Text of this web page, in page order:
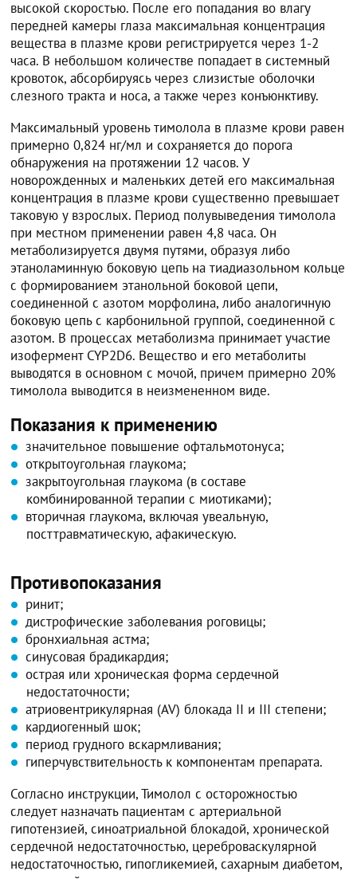
высокой скоростью. После его попадания во влагу
передней камеры глаза максимальная концентрация
вещества в плазме крови регистрируется через 1-2
часа. В небольшом количестве попадает в системный
кровоток, абсорбируясь через слизистые оболочки
слезного тракта и носа, а также через конъюнктиву.
Максимальный уровень тимолола в плазме крови равен
примерно 0,824 нг/мл и сохраняется до порога
обнаружения на протяжении 12 часов. У
новорожденных и маленьких детей его максимальная
концентрация в плазме крови существенно превышает
таковую у взрослых. Период полувыведения тимолола
при местном применении равен 4,8 часа. Он
метаболизируется двумя путями, образуя либо
этаноламинную боковую цепь на тиадиазольном кольце
с формированием этанольной боковой цепи,
соединенной с азотом морфолина, либо аналогичную
боковую цепь с карбонильной группой, соединенной с
азотом. В процессах метаболизма принимает участие
изофермент CYP2D6. Вещество и его метаболиты
выводятся в основном с мочой, причем примерно 20%
тимолола выводится в неизмененном виде.
Показания к применению
значительное повышение офтальмотонуса;
открытоугольная глаукома;
закрытоугольная глаукома (в составе
комбинированной терапии с миотиками);
вторичная глаукома, включая увеальную,
посттравматическую, афакическую.
Противопоказания
ринит;
дистрофические заболевания роговицы;
бронхиальная астма;
синусовая брадикардия;
острая или хроническая форма сердечной
недостаточности;
атриовентрикулярная (AV) блокада II и III степени;
кардиогенный шок;
период грудного вскармливания;
гиперчувствительность к компонентам препарата.
Согласно инструкции, Тимолол с осторожностью
следует назначать пациентам с артериальной
гипотензией, синоатриальной блокадой, хронической
сердечной недостаточностью, цереброваскулярной
недостаточностью, гипогликемией, сахарным диабетом,